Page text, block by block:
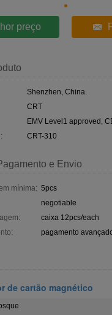
preço
Shenzhen, China.
CRT
EMV Level1 approved,
CRT-310
e Envio
mínima: 5pcs
negotiable
caixa 12pcs/each
pagamento
de cartão magnético